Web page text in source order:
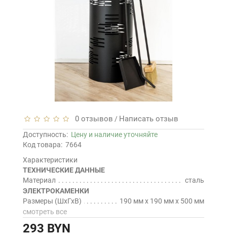
0 отзывов / Написать отзыв
Доступность: Цену и наличие уточняйте
Код товара: 7664
Характеристики
ТЕХНИЧЕСКИЕ ДАННЫЕ
Материал
сталь
ЭЛЕКТРОКАМЕНКИ
Размеры (ШхГхВ)
190 мм х 190 мм х 500 мм
смотреть все
293 BYN